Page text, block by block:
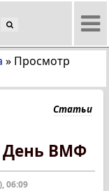
» Просмотр
Статьи
День ВМФ
06:09